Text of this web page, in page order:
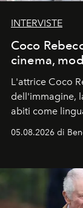
INTERVISTE
Coco
cinema,
L'attrice Coco
dell'immagine,
abiti come
05.08.2026 di